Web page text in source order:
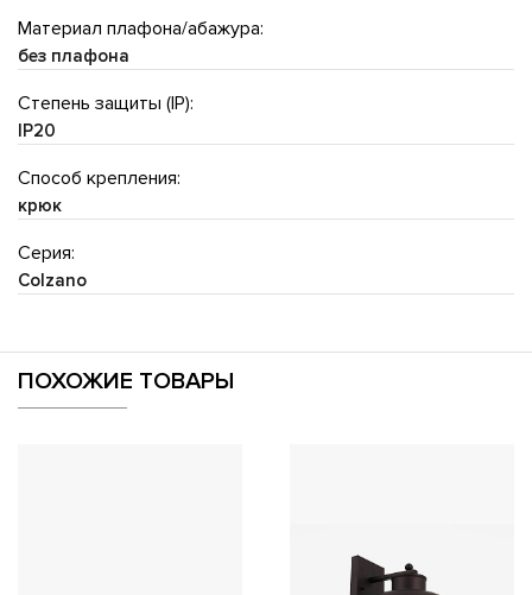
Материал плафона/абажура:
без плафона
Степень защиты (IP):
IP20
Способ крепления:
крюк
Серия:
Colzano
ПОХОЖИЕ ТОВАРЫ